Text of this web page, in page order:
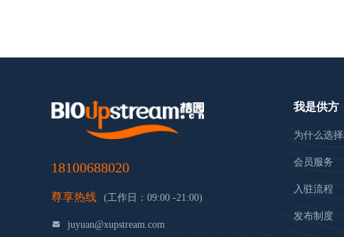
18100688020
尊享热线 (工作日：09:00 -21:00)
juyuan@xupstream.com
我是供方
为什么选择
会员服务
入驻流程
发布制度